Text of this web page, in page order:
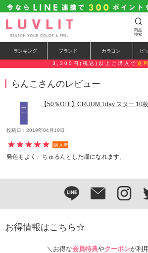
商品
検索
ランキング ブランド カラコン ピ
3,300円(税込)以上ご購入で 送
らんこさんのレビュー
【50％OFF】CRUUM 1day スター 10
投稿日：2019年04月19日
購入者
発色もよく、ちゅるんとした瞳になれます。
お得情報はこちら☆
＼お得な会員特典やクーポンが利